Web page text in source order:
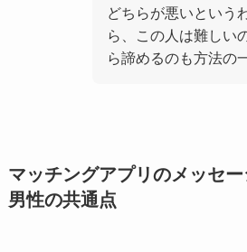
どちらが悪いという
ら、この人は難しい
ら諦めるのも方法の
マッチングアプリのメッセ
男性の共通点